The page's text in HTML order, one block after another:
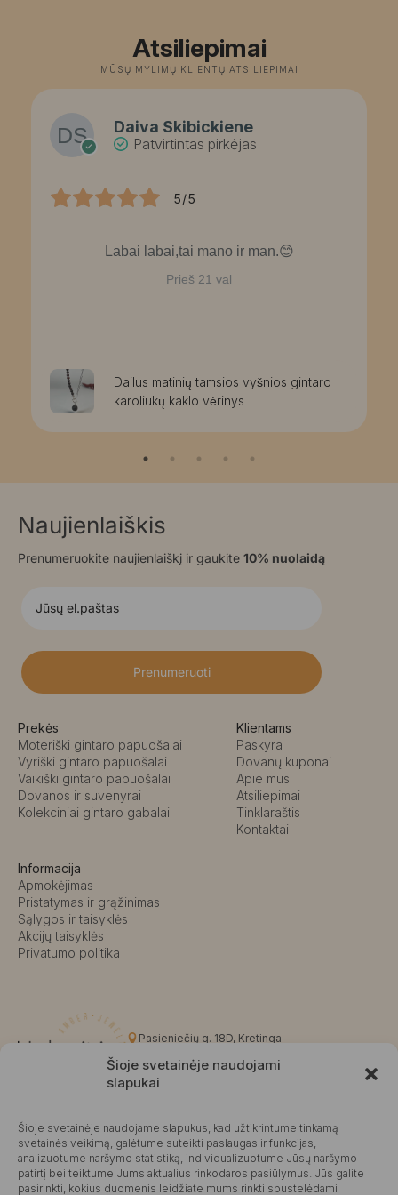
Šioje svetainėje naudojami
slapukai
Šioje svetainėje naudojame slapukus, kad užtikrintume tinkamą
svetainės veikimą, galėtume suteikti paslaugas ir funkcijas,
analizuotume naršymo statistiką, individualizuotume Jūsų naršymo
patirtį bei teiktume Jums aktualius rinkodaros pasiūlymus. Jūs galite
pasirinkti, kokius duomenis leidžiate mums rinkti spustelėdami
Atsiliepimai
MŪSŲ MYLIMŲ KLIENTŲ ATSILIEPIMAI
Daiva Skibickiene
Patvirtintas pirkėjas
5/5
Labai labai,tai mano ir man.😊
Prieš 21 val
Dailus matinių tamsios vyšnios gintaro
karoliukų kaklo vėrinys
Naujienlaiškis
Prenumeruokite naujienlaiškį ir gaukite 10% nuolaidą
Prenumeruoti
Prekės
Moteriški gintaro papuošalai
Vyriški gintaro papuošalai
Vaikiški gintaro papuošalai
Dovanos ir suvenyrai
Kolekciniai gintaro gabalai
Klientams
Paskyra
Dovanų kuponai
Apie mus
Atsiliepimai
Tinklaraštis
Kontaktai
Informacija
Apmokėjimas
Pristatymas ir grąžinimas
Sąlygos ir taisyklės
Akcijų taisyklės
Privatumo politika
Pasieniečių g. 18D, Kretinga
info@kalvaite.lt
Kalvaitė
Produktų įvertinimas 4.99 / 5 Atsiliepimai